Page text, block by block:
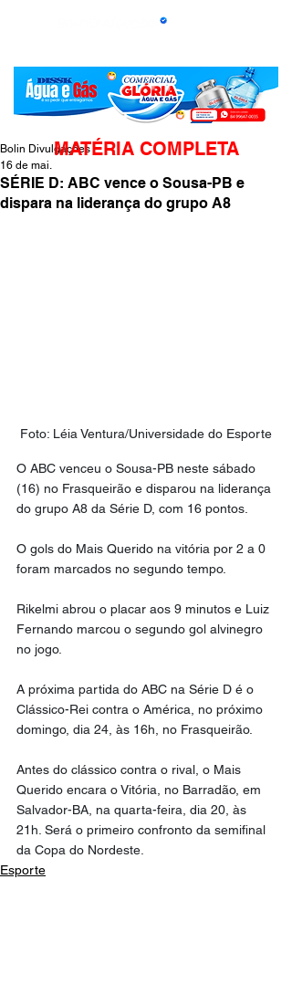
SÉRIE D: ABC vence o Sousa-PB e
dispara na liderança do grupo A8
Bolin Divulgações
16 de mai.
Foto: Léia Ventura/Universidade do Esporte
O ABC venceu o Sousa-PB neste sábado
(16) no Frasqueirão e disparou na liderança
do grupo A8 da Série D, com 16 pontos.
O gols do Mais Querido na vitória por 2 a 0
foram marcados no segundo tempo.
Rikelmi abrou o placar aos 9 minutos e Luiz
Fernando marcou o segundo gol alvinegro
no jogo.
A próxima partida do ABC na Série D é o
Clássico-Rei contra o América, no próximo
domingo, dia 24, às 16h, no Frasqueirão.
Antes do clássico contra o rival, o Mais
Querido encara o Vitória, no Barradão, em
Salvador-BA, na quarta-feira, dia 20, às
21h. Será o primeiro confronto da semifinal
da Copa do Nordeste.
Esporte
MATÉRIA COMPLETA